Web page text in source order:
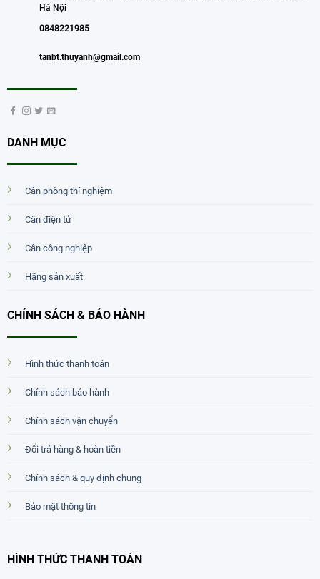
Hà Nội
0848221985
tanbt.thuyanh@gmail.com
DANH MỤC
Cân phòng thí nghiệm
Cân điện tử
Cân công nghiệp
Hãng sản xuất
CHÍNH SÁCH & BẢO HÀNH
Hình thức thanh toán
Chính sách bảo hành
Chính sách vận chuyển
Đổi trả hàng & hoàn tiền
Chính sách & quy định chung
Bảo mật thông tin
HÌNH THỨC THANH TOÁN